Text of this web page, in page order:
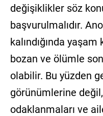
değişiklikler söz
başvurulmalıdır.
kalındığında
bozan ve ölümle
olabilir. Bu yüzden
görünümlerine
odaklanmaları ve